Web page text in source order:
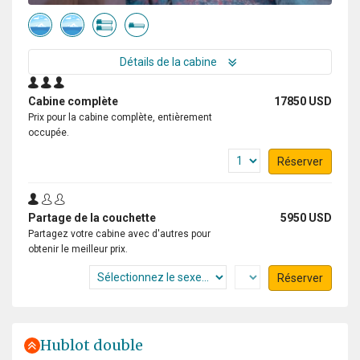
Détails de la cabine
Cabine complète 17850 USD
Prix pour la cabine complète, entièrement
occupée.
Réserver
Partage de la couchette 5950 USD
Partagez votre cabine avec d'autres pour
obtenir le meilleur prix.
Réserver
Hublot double